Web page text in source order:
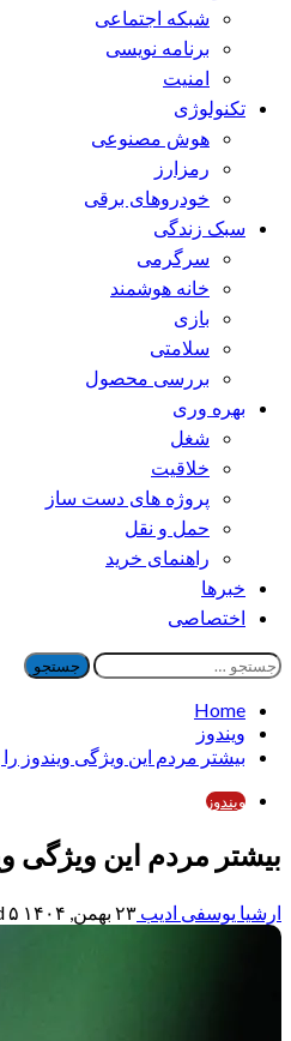
شبکه اجتماعی
برنامه نویسی
امنیت
تکنولوژی
هوش مصنوعی
رمزارز
خودروهای برقی
سبک زندگی
سرگرمی
خانه هوشمند
بازی
سلامتی
بررسی محصول
بهره وری
شغل
خلاقیت
پروژه های دست ساز
حمل و نقل
راهنمای خرید
خبرها
اختصاصی
جستجو
برای:
Home
ویندوز
بیشتر مردم این ویژگی ویندوز
ویندوز
بیشتر مردم این ویژگی
ارشیا یوسفی ادیب ۲۳ بهمن, ۱۴۰۴ ۵ min read